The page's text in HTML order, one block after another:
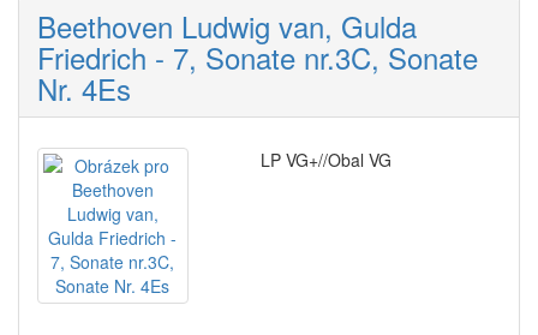
Beethoven Ludwig van, Gulda
Friedrich - 7, Sonate nr.3C, Sonate
Nr. 4Es
LP VG+//Obal VG